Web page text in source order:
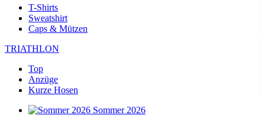
T-Shirts
Sweatshirt
Caps & Mützen
TRIATHLON
Top
Anzüge
Kurze Hosen
Sommer 2026